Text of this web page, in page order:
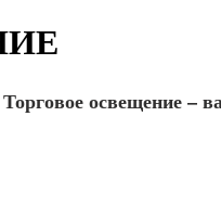
Торговое освещение –